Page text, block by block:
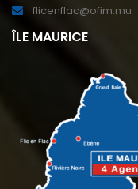
flicenflac@ofim.mu
ÎLE MAURICE